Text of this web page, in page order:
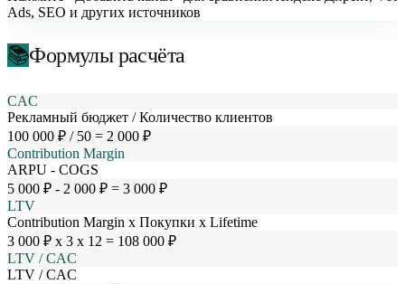
Ads, SEO и других источников
📚Формулы расчёта
CAC
Рекламный бюджет / Количество клиентов
100 000 ₽ / 50 = 2 000 ₽
Contribution Margin
ARPU - COGS
5 000 ₽ - 2 000 ₽ = 3 000 ₽
LTV
Contribution Margin x Покупки x Lifetime
3 000 ₽ x 3 x 12 = 108 000 ₽
LTV / CAC
LTV / CAC